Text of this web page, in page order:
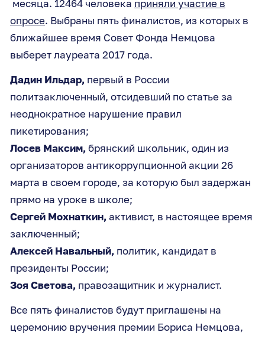
месяца. 12464 человека приняли участие в
опросе. Выбраны пять финалистов, из которых в
ближайшее время Совет Фонда Немцова
выберет лауреата 2017 года.
Дадин Ильдар, первый в России
политзаключенный, отсидевший по статье за
неоднократное нарушение правил
пикетирования;
Лосев Максим, брянский школьник, один из
организаторов антикоррупционной акции 26
марта в своем городе, за которую был задержан
прямо на уроке в школе;
Сергей Мохнаткин, активист, в настоящее время
заключенный;
Алексей Навальный, политик, кандидат в
президенты России;
Зоя Светова, правозащитник и журналист.
Все пять финалистов будут приглашены на
церемонию вручения премии Бориса Немцова,